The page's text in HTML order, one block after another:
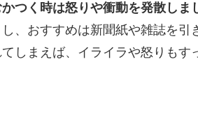
つく時は怒りや衝動を発散しま
、おすすめは新聞紙や雑誌を
しまえば、イライラや怒りもす